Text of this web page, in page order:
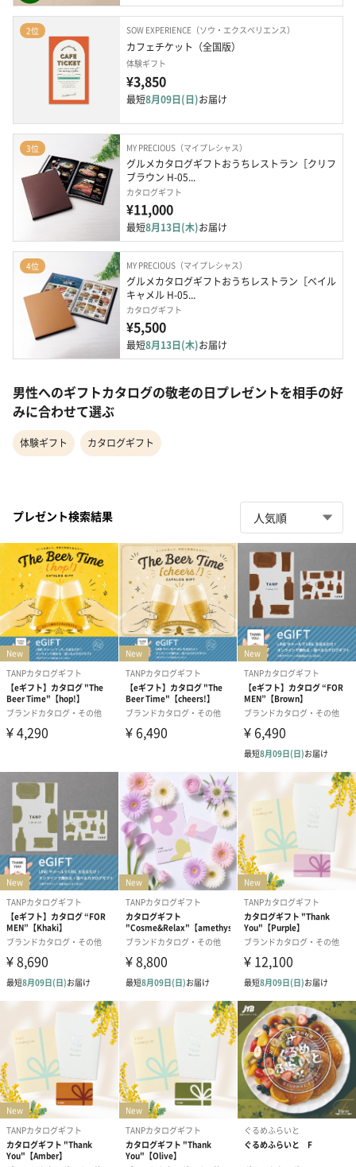
2位 SOW EXPERIENCE（ソウ・エクスペリエンス）
カフェチケット（全国版）
体験ギフト
¥3,850
最短8月09日(日)お届け
3位 MY PRECIOUS（マイプレシャス）
グルメカタログギフトおうちレストラン［クリフ
ブラウン H-05...
カタログギフト
¥11,000
最短8月13日(木)お届け
4位 MY PRECIOUS（マイプレシャス）
グルメカタログギフトおうちレストラン［ベイル
キャメル H-05...
カタログギフト
¥5,500
最短8月13日(木)お届け
男性へのギフトカタログの敬老の日プレゼントを相手の好
みに合わせて選ぶ
体験ギフト カタログギフト
プレゼント検索結果